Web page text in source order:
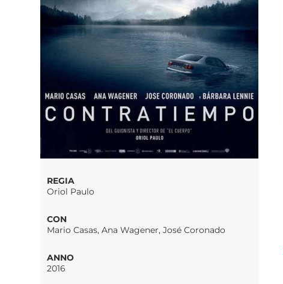
REGIA
Oriol Paulo
CON
Mario Casas, Ana Wagener, José Coronado
ANNO
2016